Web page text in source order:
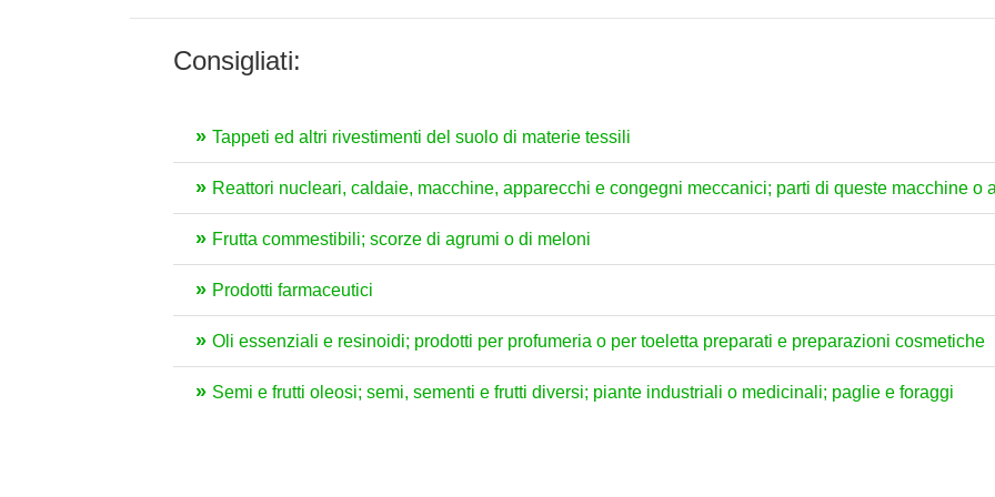
Consigliati:
Tappeti ed altri rivestimenti del suolo di materie tessili
Reattori nucleari, caldaie, macchine, apparecchi e congegni meccanici; parti di queste macchine o
Frutta commestibili; scorze di agrumi o di meloni
Prodotti farmaceutici
Oli essenziali e resinoidi; prodotti per profumeria o per toeletta preparati e preparazioni cosmetiche
Semi e frutti oleosi; semi, sementi e frutti diversi; piante industriali o medicinali; paglie e foraggi